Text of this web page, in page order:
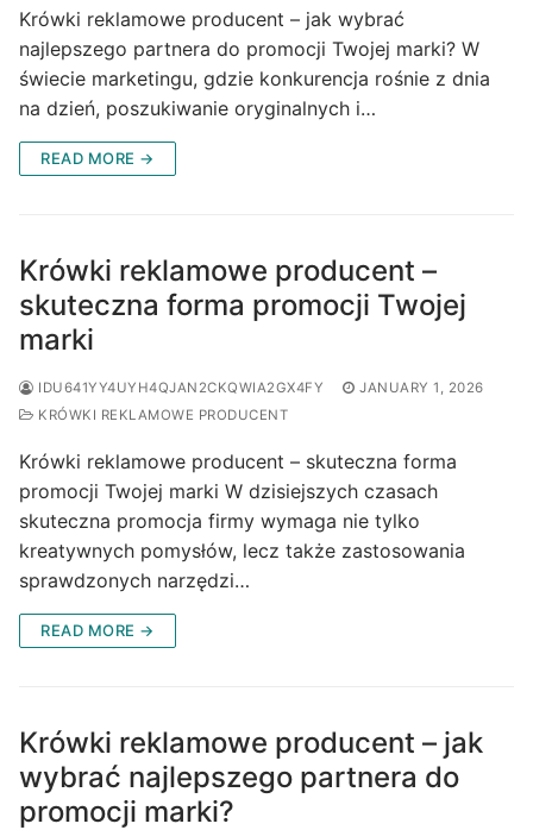
Krówki reklamowe producent – jak wybrać
najlepszego partnera do promocji Twojej marki? W
świecie marketingu, gdzie konkurencja rośnie z dnia
na dzień, poszukiwanie oryginalnych i…
READ MORE →
Krówki reklamowe producent –
skuteczna forma promocji Twojej
marki
IDU641YY4UYH4QJAN2CKQWIA2GX4FY
JANUARY 1, 2026
KRÓWKI REKLAMOWE PRODUCENT
Krówki reklamowe producent – skuteczna forma
promocji Twojej marki W dzisiejszych czasach
skuteczna promocja firmy wymaga nie tylko
kreatywnych pomysłów, lecz także zastosowania
sprawdzonych narzędzi…
READ MORE →
Krówki reklamowe producent – jak
wybrać najlepszego partnera do
promocji marki?